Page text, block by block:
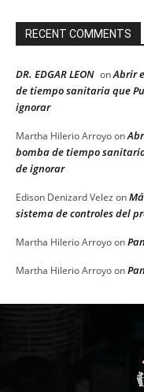
RECENT COMMENTS
DR. EDGAR LEON onAbrir
de tiempo sanitaria que
ignorar
Martha Hilerio Arroyoon
bomba de tiempo
de ignorar
Edison Denizard Velez on
sistema de controles del
Martha Hilerio Arroyoon
Martha Hilerio Arroyoon